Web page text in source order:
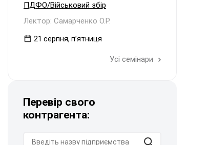
ПДФО/Військовий збір
Лектор: Самарченко О.Р.
21 серпня, пʼятниця
Усі семінари
Перевір свого
контрагента: